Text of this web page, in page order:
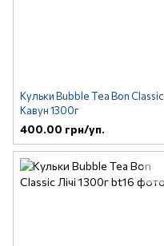
Кульки Bubble Tea Bon Classic
Кавун 1300г
400.00 грн/уп.